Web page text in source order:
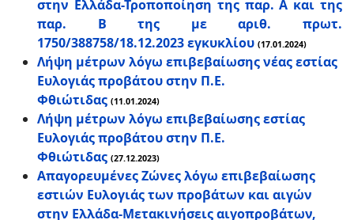
στην Ελλάδα-Τροποποίηση της παρ. Α και της
παρ. Β της με αριθ. πρωτ.
1750/388758/18.12.2023 εγκυκλίου (17.01.2024)
Λήψη μέτρων λόγω επιβεβαίωσης νέας εστίας
Ευλογιάς προβάτου στην Π.Ε.
Φθιώτιδας (11.01.2024)
Λήψη μέτρων λόγω επιβεβαίωσης εστίας
Ευλογιάς προβάτου στην Π.Ε.
Φθιώτιδας (27.12.2023)
Απαγορευμένες Ζώνες λόγω επιβεβαίωσης
εστιών Ευλογιάς των προβάτων και αιγών
στην Ελλάδα-Μετακινήσεις αιγοπροβάτων,